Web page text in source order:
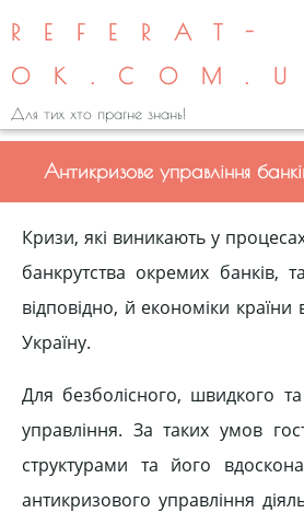
REFERAT-
Для тих хто прагне знань!
Антикризове управління
Кризи, які виникають у
банкрутства окремих банків,
відповідно, й економіки
Україну.
Для безболісного, швидкого
управління. За таких умов
структурами та його
антикризового управління